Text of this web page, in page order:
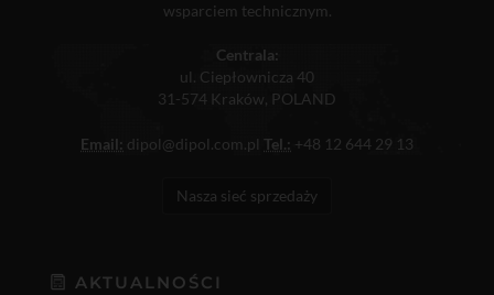
wsparciem technicznym.
Centrala:
ul. Ciepłownicza 40
31-574 Kraków, POLAND
Email: dipol@dipol.com.pl Tel.: +48 12 644 29 13
Nasza sieć sprzedaży
AKTUALNOŚCI